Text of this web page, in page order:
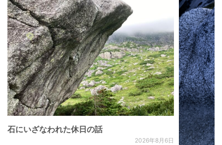
石にいざなわれた休日の話
2026年8月6日